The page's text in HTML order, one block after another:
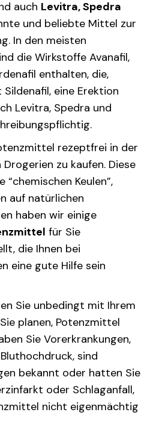
auch Levitra, Spedra
und beliebte Mittel zur
In den meisten
die Wirkstoffe Avanafil,
enthalten, die,
eine Erektion
Levitra, Spedra und
rezeptfrei in der
zu kaufen. Diese
“chemischen Keulen”,
auf natürlichen
haben wir einige
für Sie
die Ihnen bei
eine gute Hilfe sein
Sie unbedingt mit Ihrem
planen, Potenzmittel
Sie Vorerkrankungen,
sind
bekannt oder hatten Sie
oder Schlaganfall,
nicht eigenmächtig